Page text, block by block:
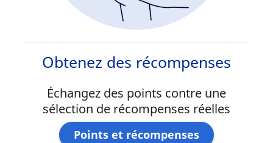
Obtenez des récompenses
Échangez des points contre une
sélection de récompenses réelles
Points et récompenses